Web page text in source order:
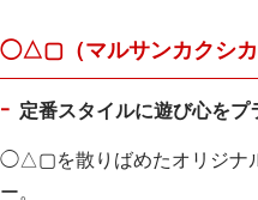
◯△▢（マルサンカクシカ
定番スタイルに遊び心をプ
◯△▢を散りばめたオリジナ
ー。